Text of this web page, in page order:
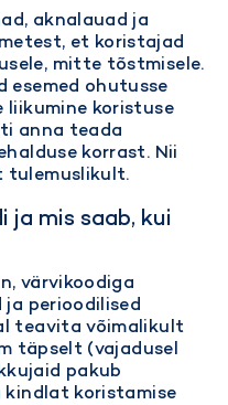
aknalauad ja
et koristajad
mitte tõstmisele.
esemed ohutusse
liikumine koristuse
anna teada
korrast. Nii
tulemuslikult.
ja mis saab, kui
värvikoodiga
perioodilised
teavita võimalikult
täpselt (vajadusel
pakub
kindlat koristamise